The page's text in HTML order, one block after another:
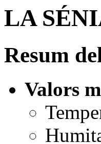
LA
Resum
Valors